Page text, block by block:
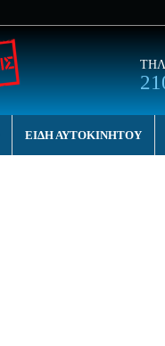
ΕΙΔΗ ΑΥΤΟΚΙΝΗΤΟΥ